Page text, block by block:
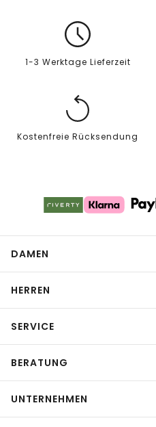
1-3 Werktage Lieferzeit
Kostenfreie Rücksendung
DAMEN
HERREN
SERVICE
BERATUNG
UNTERNEHMEN